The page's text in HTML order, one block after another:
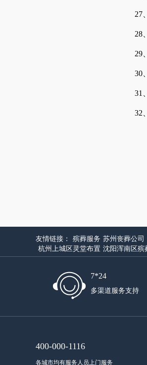
27
28
29
30
31
32
友情链接： 殡葬服务 苏州丧葬公司
杭州上城区灵堂布置 沈阳浑南区殡
7*24
多渠道服务支持
400-000-1116
各城市均有服务人员上门服务